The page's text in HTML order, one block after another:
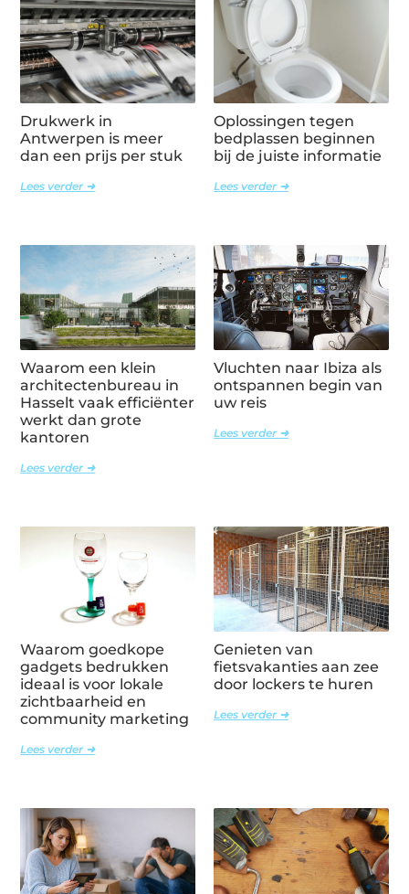
Drukwerk in
Antwerpen is meer
dan een prijs per stuk
Lees verder ➜
Oplossingen tegen
bedplassen beginnen
bij de juiste informatie
Lees verder ➜
Waarom een klein
architectenbureau in
Hasselt vaak efficiënter
werkt dan grote
kantoren
Lees verder ➜
Vluchten naar Ibiza als
ontspannen begin van
uw reis
Lees verder ➜
Waarom goedkope
gadgets bedrukken
ideaal is voor lokale
zichtbaarheid en
community marketing
Lees verder ➜
Genieten van
fietsvakanties aan zee
door lockers te huren
Lees verder ➜